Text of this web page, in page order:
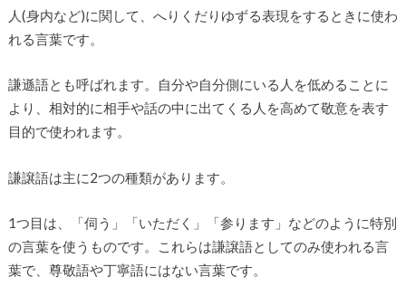
人(身内など)に関して、へりくだりゆずる表現をするときに使わ
れる言葉です。
謙遜語とも呼ばれます。自分や自分側にいる人を低めることに
より、相対的に相手や話の中に出てくる人を高めて敬意を表す
目的で使われます。
謙譲語は主に2つの種類があります。
1つ目は、「伺う」「いただく」「参ります」などのように特別
の言葉を使うものです。これらは謙譲語としてのみ使われる言
葉で、尊敬語や丁寧語にはない言葉です。